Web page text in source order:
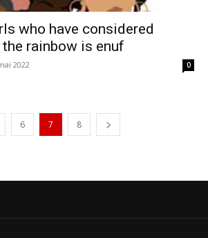
who have considered
rainbow is enuf
2022 0
6 7 8